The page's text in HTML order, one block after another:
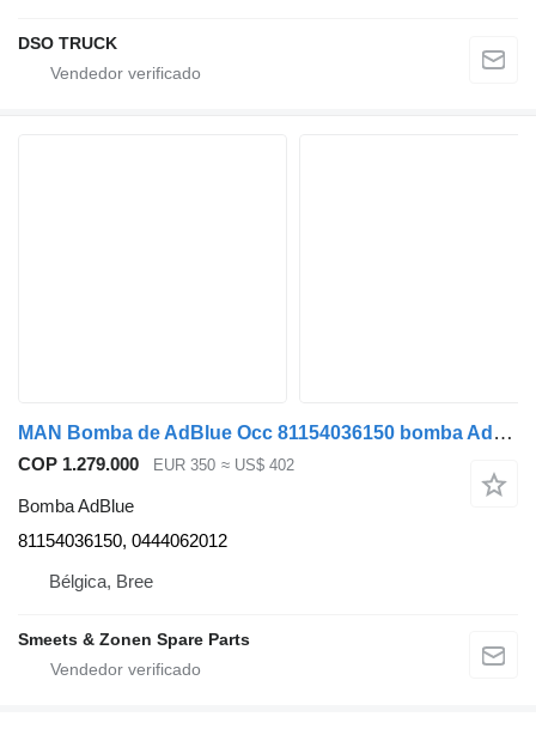
DSO TRUCK
MAN Bomba de AdBlue Occ 81154036150 bomba AdBlue para camión
COP 1.279.000 EUR 350 ≈ US$ 402
Bomba AdBlue
81154036150, 0444062012
Bélgica, Bree
Smeets & Zonen Spare Parts